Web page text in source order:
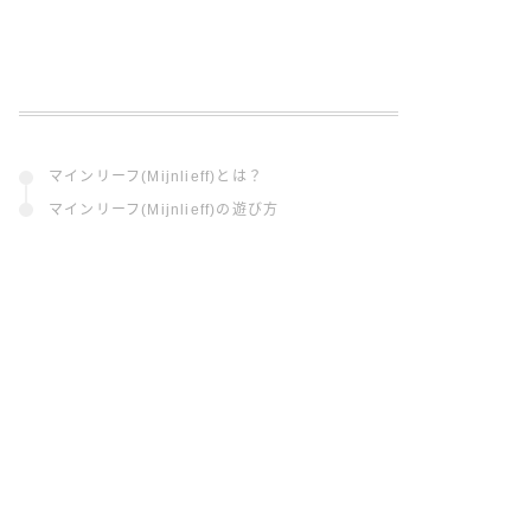
マインリーフ(Mijnlieff)とは？
マインリーフ(Mijnlieff)の遊び方